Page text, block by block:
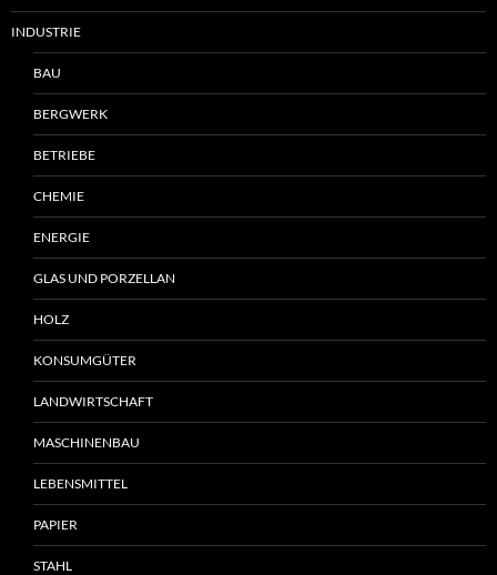
INDUSTRIE
BAU
BERGWERK
BETRIEBE
CHEMIE
ENERGIE
GLAS UND PORZELLAN
HOLZ
KONSUMGÜTER
LANDWIRTSCHAFT
MASCHINENBAU
LEBENSMITTEL
PAPIER
STAHL